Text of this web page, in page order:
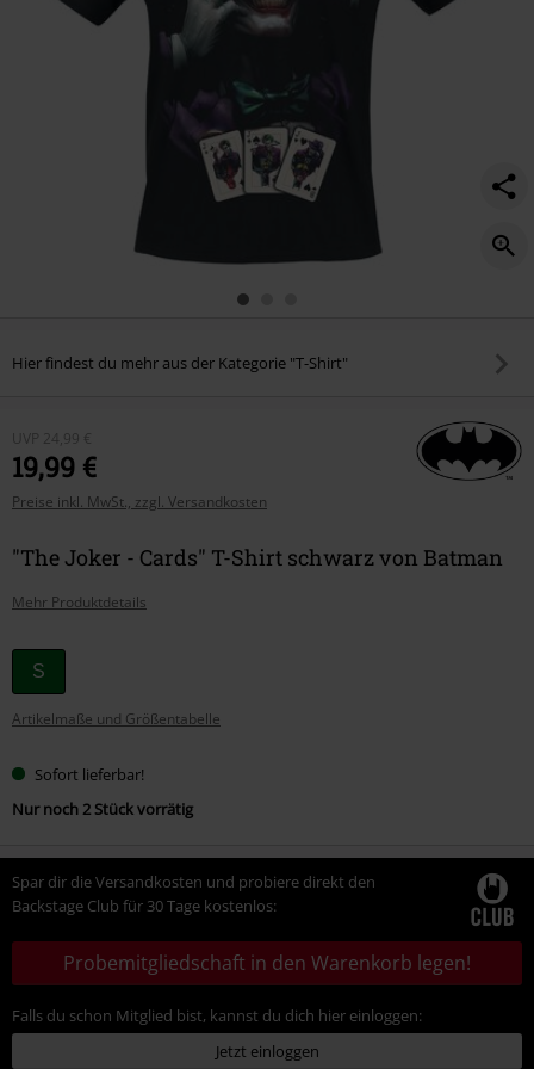
Hier findest du mehr aus der Kategorie "T-Shirt"
UVP 24,99 €
19,99 €
Preise inkl. MwSt., zzgl. Versandkosten
"The Joker - Cards" T-Shirt schwarz von Batman
Mehr Produktdetails
Wähle
deine
Größe
S
Artikelmaße und Größentabelle
Sofort lieferbar!
Nur noch 2 Stück vorrätig
Spar dir die Versandkosten und probiere direkt den
Backstage Club für 30 Tage kostenlos:
Probemitgliedschaft in den Warenkorb legen!
Falls du schon Mitglied bist, kannst du dich hier einloggen:
Jetzt einloggen